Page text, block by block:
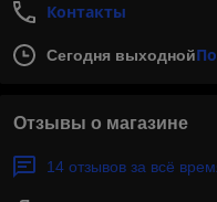
Контакты
Сегодня выходной
Отзывы о магазине
14 отзывов за всё